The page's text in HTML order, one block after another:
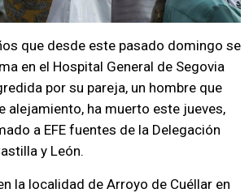
que desde este pasado domingo se
en el Hospital General de Segovia
por su pareja, un hombre que
alejamiento, ha muerto este jueves,
a EFE fuentes de la Delegación
y León.
la localidad de Arroyo de Cuéllar en